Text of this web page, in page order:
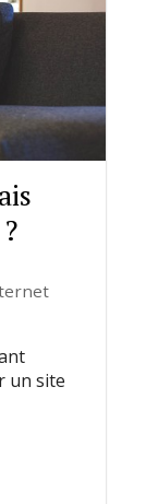
un site